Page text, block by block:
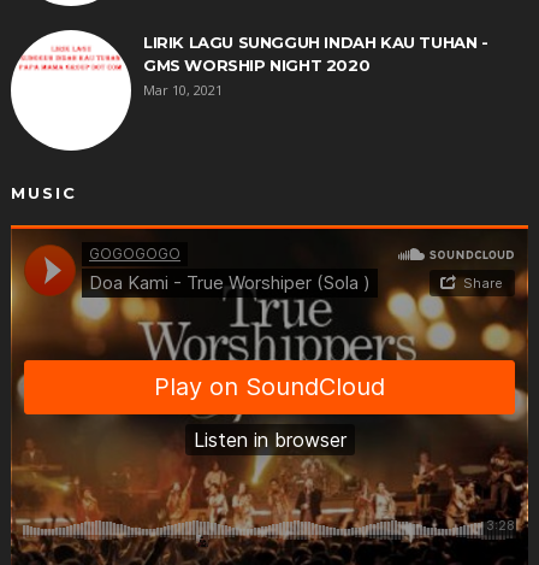
LIRIK LAGU SUNGGUH INDAH KAU TUHAN -
GMS WORSHIP NIGHT 2020
Mar 10, 2021
MUSIC